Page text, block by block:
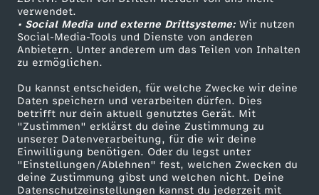
verwendet.
• Social Media und externe Drittsysteme:Wir nutzen
Social-Media-Tools und Dienste von anderen
Anbietern. Unter anderem um das Teilen von Inhalten
zu ermöglichen.
Du kannst entscheiden, für welche Zwecke wir deine
Daten speichern und verarbeiten dürfen. Dies
betrifft nur dein aktuell genutztes Gerät. Mit
"Zustimmen" erklärst du deine Zustimmung zu
unserer Datenverarbeitung, für die wir deine
Einwilligung benötigen. Oder du legst unter
"Einstellungen/Ablehnen" fest, welchen Zwecken du
deine Zustimmung gibst und welchen nicht. Deine
Datenschutzeinstellungen kannst du jederzeit mit
e
p
r
e
s
s
ZDF Unternehmen
Karriere
ZDF goes Schule
Werbefernsehen
Mainzelmännchen